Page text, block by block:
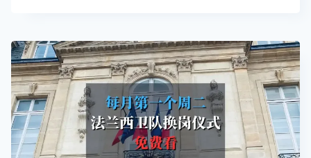
日
2025
爱
丽
舍
宫